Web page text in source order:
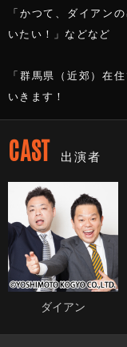
「かつて、ダイアン
いたい！」などなど
「群馬県（近郊）在
いきます！
CAST 出演者
ダイアン